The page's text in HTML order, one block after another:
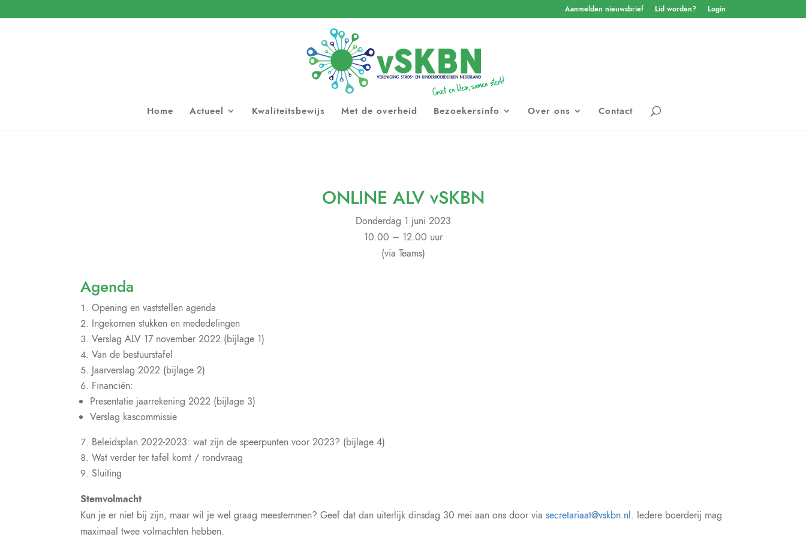
Aanmelden nieuwsbrief Lid worden? Login
Home Actueel Kwaliteitsbewijs Met de overheid Bezoekersinfo Over ons Contact
ONLINE ALV vSKBN
Donderdag 1 juni 2023
10.00 – 12.00 uur
(via Teams)
Agenda
Opening en vaststellen agenda
Ingekomen stukken en mededelingen
Verslag ALV 17 november 2022 (bijlage 1)
Van de bestuurstafel
Jaarverslag 2022 (bijlage 2)
Financiën:
Presentatie jaarrekening 2022 (bijlage 3)
Verslag kascommissie
Beleidsplan 2022-2023: wat zijn de speerpunten voor 2023? (bijlage 4)
Wat verder ter tafel komt / rondvraag
Sluiting
Stemvolmacht
Kun je er niet bij zijn, maar wil je wel graag meestemmen? Geef dat dan uiterlijk dinsdag 30 mei aan ons door viasecretariaat@vskbn.nl. Iedere boerderij mag
maximaal twee volmachten hebben.